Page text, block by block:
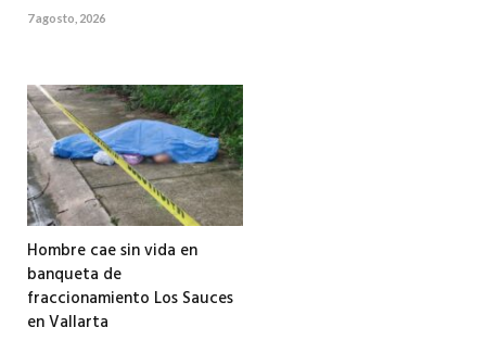
7 agosto, 2026
Hombre cae sin vida en
banqueta de
fraccionamiento Los Sauces
en Vallarta